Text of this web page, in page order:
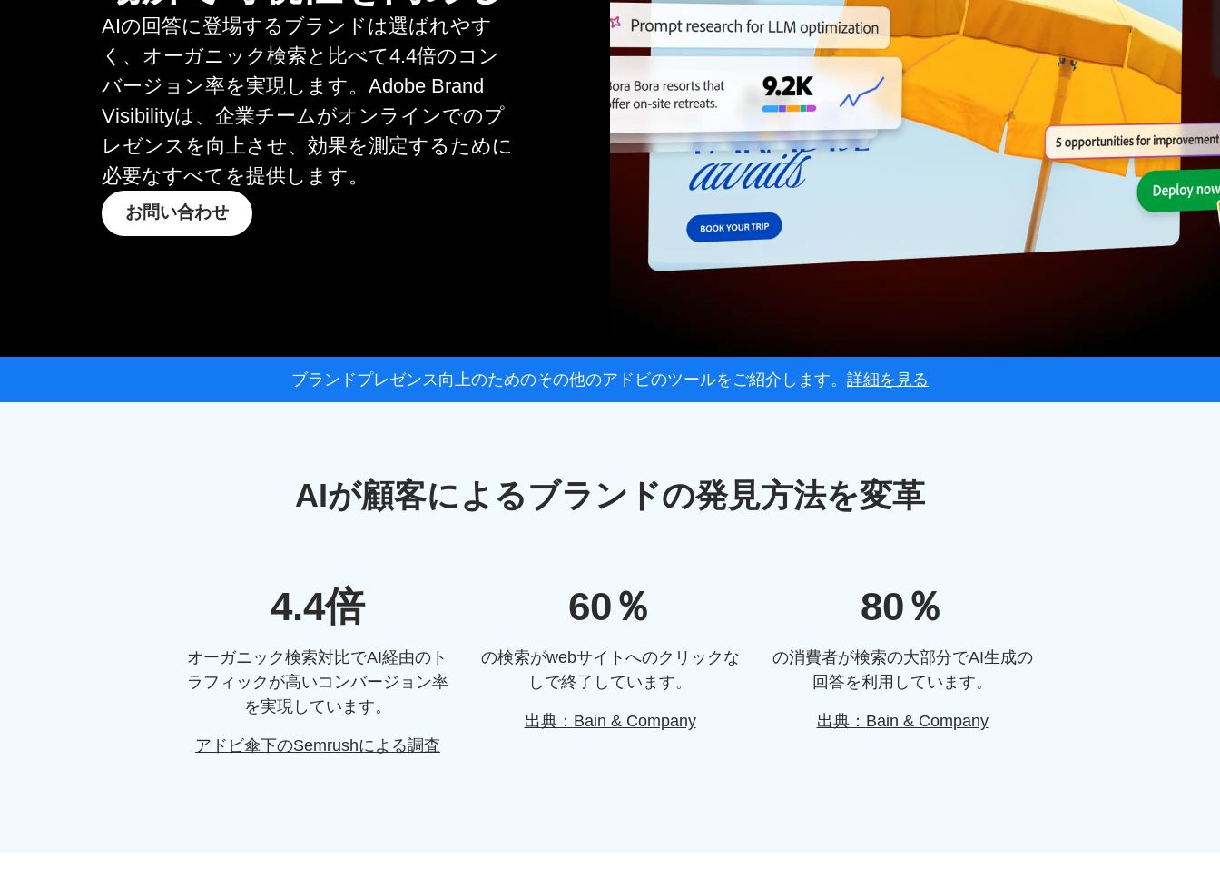
AIの回答に登場するブランドは選ばれやす
く、オーガニック検索と比べて4.4倍のコン
バージョン率を実現します。Adobe Brand
Visibilityは、企業チームがオンラインでのプ
レゼンスを向上させ、効果を測定するために
必要なすべてを提供します。
お問い合わせ
ブランドプレゼンス 向上のためのその他のアドビのツールを ご紹介します。 詳細を 見る
AIが顧客によるブランドの発見方法を変革
4.4倍
オーガニック検索対比でAI経由のト
ラフィックが高いコンバージョン率
を実現しています。
アドビ傘下のSemrushによる調査
60％
の検索がwebサイトへのクリックな
しで終了しています。
出典： Bain & Company
80％
の消費者が検索の大部分でAI生成の
回答を利用しています。
出典： Bain & Company